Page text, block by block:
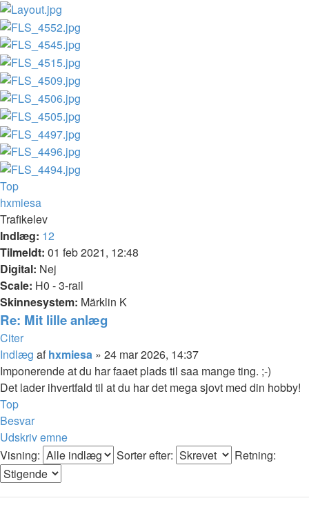
Top
hxmiesa
Trafikelev
Indlæg: 12
Tilmeldt: 01 feb 2021, 12:48
Digital: Nej
Scale: H0 - 3-rail
Skinnesystem: Märklin K
Re: Mit lille anlæg
Citer
Indlæg afhxmiesa » 24 mar 2026, 14:37
Imponerende at du har faaet plads til saa mange ting. ;-)
Det lader ihvertfald til at du har det mega sjovt med din hobby!
Top
Besvar
Udskriv emne
Visning:
Sorter efter: Retning: